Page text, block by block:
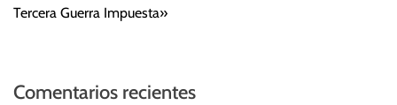
Tercera Guerra Impuesta»
Comentarios recientes